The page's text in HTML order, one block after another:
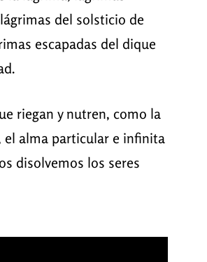
del solsticio de
escapadas del dique
riegan y nutren, como la
el alma particular e infinita
disolvemos los seres